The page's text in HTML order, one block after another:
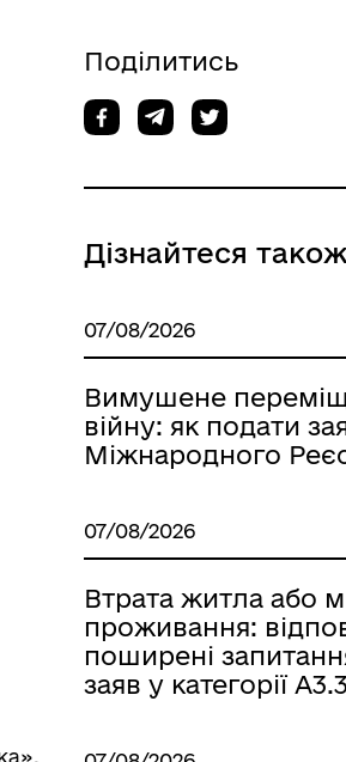
Мапа контактів
супроводу
Поділитись
Дізнайтеся також
07/08/2026
Вимушене
війну: як подати
Міжнародного
07/08/2026
Втрата житла або
проживання:
поширені
заяв у категорії А3.3